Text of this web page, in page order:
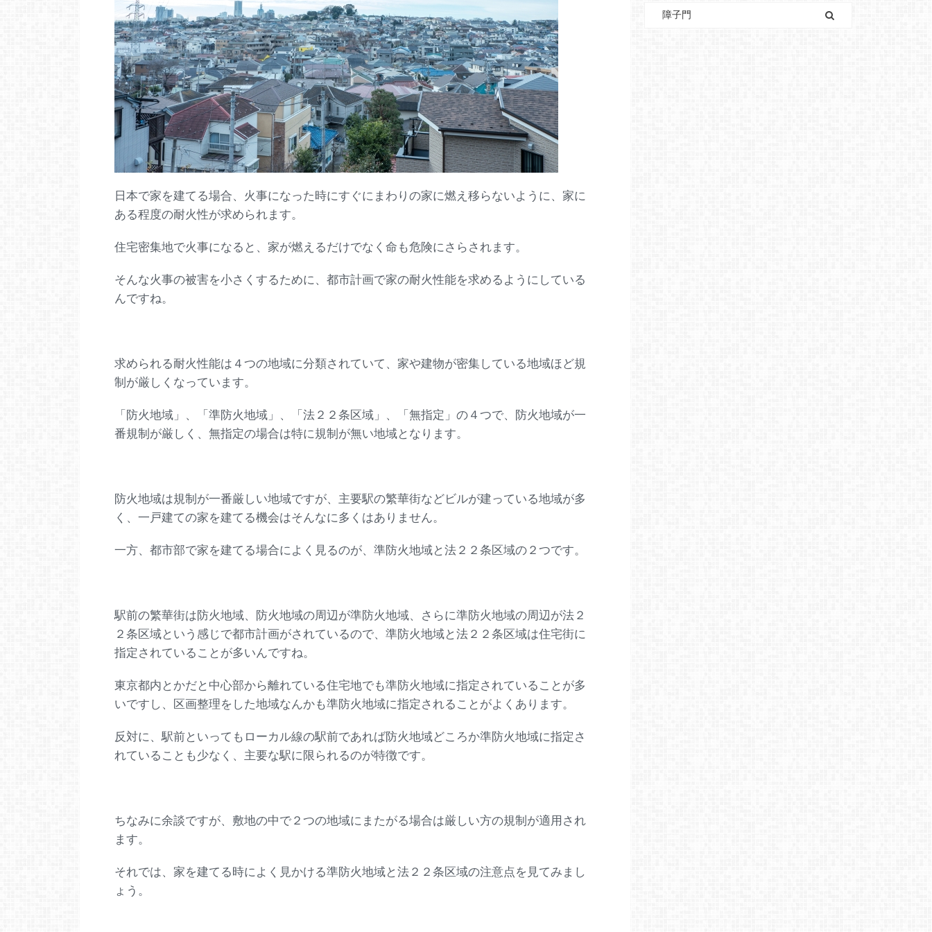
日本で家を建てる場合、火事になった時にすぐにまわりの家に燃え移らないように、家に
ある程度の耐火性が求められます。
住宅密集地で火事になると、家が燃えるだけでなく命も危険にさらされます。
そんな火事の被害を小さくするために、都市計画で家の耐火性能を求めるようにしている
んですね。
求められる耐火性能は４つの地域に分類されていて、家や建物が密集している地域ほど規
制が厳しくなっています。
「防火地域」、「準防火地域」、「法２２条区域」、「無指定」の４つで、防火地域が一
番規制が厳しく、無指定の場合は特に規制が無い地域となります。
防火地域は規制が一番厳しい地域ですが、主要駅の繁華街などビルが建っている地域が多
く、一戸建ての家を建てる機会はそんなに多くはありません。
一方、都市部で家を建てる場合によく見るのが、準防火地域と法２２条区域の２つです。
駅前の繁華街は防火地域、防火地域の周辺が準防火地域、さらに準防火地域の周辺が法２
２条区域という感じで都市計画がされているので、準防火地域と法２２条区域は住宅街に
指定されていることが多いんですね。
東京都内とかだと中心部から離れている住宅地でも準防火地域に指定されていることが多
いですし、区画整理をした地域なんかも準防火地域に指定されることがよくあります。
反対に、駅前といってもローカル線の駅前であれば防火地域どころか準防火地域に指定さ
れていることも少なく、主要な駅に限られるのが特徴です。
ちなみに余談ですが、敷地の中で２つの地域にまたがる場合は厳しい方の規制が適用され
ます。
それでは、家を建てる時によく見かける準防火地域と法２２条区域の注意点を見てみまし
ょう。